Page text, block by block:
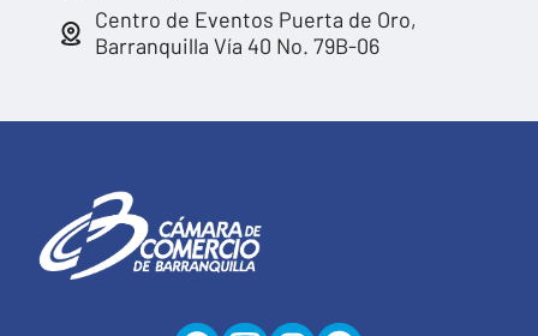
Centro de Eventos Puerta de Oro,
Barranquilla Vía 40 No. 79B-06